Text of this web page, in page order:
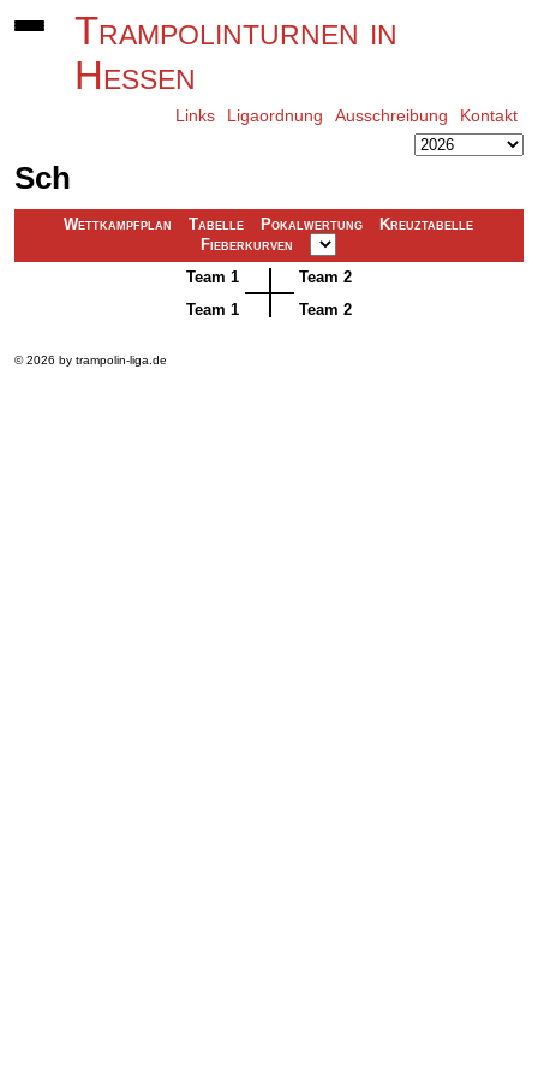
Trampolinturnen in
Hessen
Links Ligaordnung Ausschreibung Kontakt
Sch
Wettkampfplan Tabelle Pokalwertung
Kreuztabelle
Fieberkurven
Team 1
Team 2
Team 1
Team 2
© 2026 by trampolin-liga.de